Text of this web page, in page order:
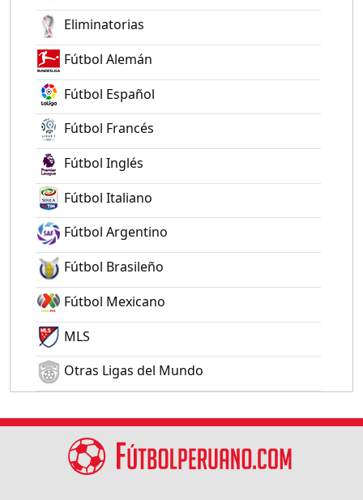
Eliminatorias
Fútbol Alemán
Fútbol Español
Fútbol Francés
Fútbol Inglés
Fútbol Italiano
Fútbol Argentino
Fútbol Brasileño
Fútbol Mexicano
MLS
Otras Ligas del Mundo